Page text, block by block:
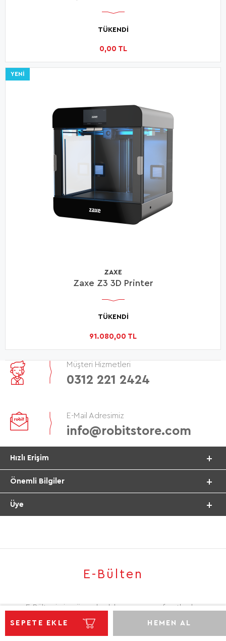
SEPETE EKLE HEMEN AL
0,00 TL
TÜKENDİ
YENI
ZAXE
Zaxe Z3 3D Printer
91.080,00 TL
TÜKENDİ
Müşteri Hizmetleri
0312 221 2424
E-Mail Adresimiz
info@robitstore.com
Hızlı Erişim
Önemli Bilgiler
Üye
E-Bülten
E-Bültenimize üye olarak kampanya ve fırsatlardan
ilk sizler haberdar olabilirsiniz.